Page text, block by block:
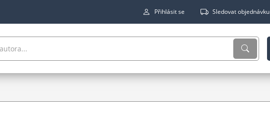
Přihlásit se Sledovat objednávku